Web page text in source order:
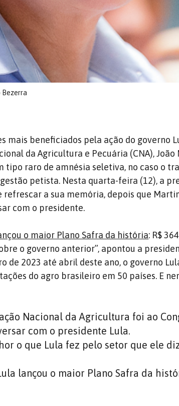
Bezerra
mais beneficiados pela ação do governo
da Agricultura e Pecuária (CNA), João
tipo raro de amnésia seletiva, no caso o
petista. Nesta quarta-feira (12), a
refrescar a sua memória, depois que
com o presidente.
o maior Plano Safra da história: R$
o governo anterior”, apontou a
de 2023 até abril deste ano, o governo
do agro brasileiro em 50 países. E
Nacional da Agricultura foi ao
com o presidente Lula.
o que Lula fez pelo setor que ele
lançou o maior Plano Safra da